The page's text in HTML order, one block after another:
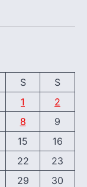
S
S
1
2
8
9
15
16
22
23
29
30